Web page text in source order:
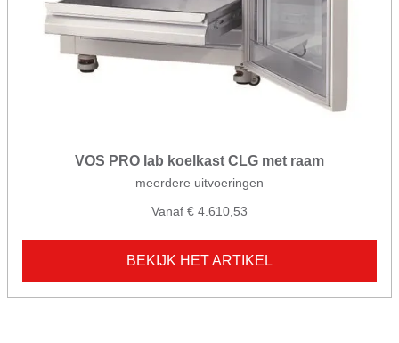
VOS PRO lab koelkast CLG met raam
meerdere uitvoeringen
Vanaf € 4.610,53
BEKIJK HET ARTIKEL